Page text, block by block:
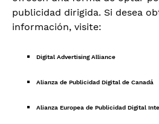
publicidad dirigida. Si desea
información, visite:
Digital Advertising Alliance
Alianza de Publicidad Digital de Canadá
Alianza Europea de Publicidad Digital